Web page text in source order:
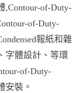
,Contour-of-Duty-
of-Duty-
報紙和雜
字體設計、等環
of-Duty-
安裝。